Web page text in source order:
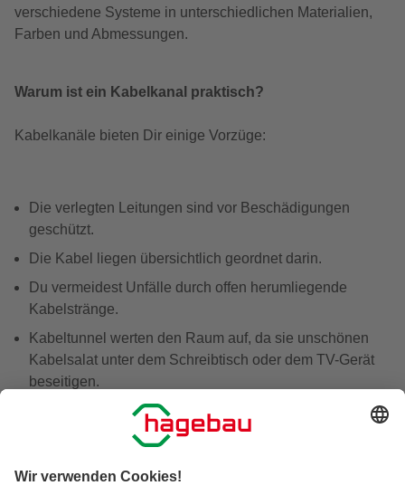
verschiedene Systeme in unterschiedlichen Materialien,
Farben und Abmessungen.
Warum ist ein Kabelkanal praktisch?
Kabelkanäle bieten Dir einige Vorzüge:
Die verlegten Leitungen sind vor Beschädigungen
geschützt.
Die Kabel liegen übersichtlich geordnet darin.
Du vermeidest Unfälle durch offen herumliegende
Kabelstränge.
Kabeltunnel werten den Raum auf, da sie unschönen
Kabelsalat unter dem Schreibtisch oder dem TV-Gerät
beseitigen.
Die unterschiedlichen Arten der Kabeltunnel auf einen
Blick